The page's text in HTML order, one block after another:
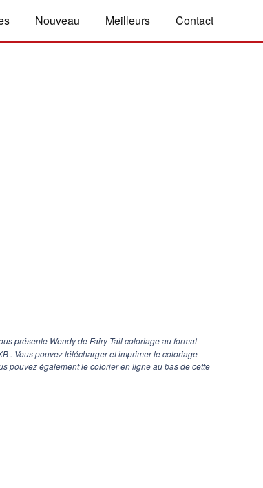
Nouveau Meilleurs Contact
présente Wendy de Fairy Tail coloriage au format
. Vous pouvez télécharger et imprimer le coloriage
pouvez également le colorier en ligne au bas de cette